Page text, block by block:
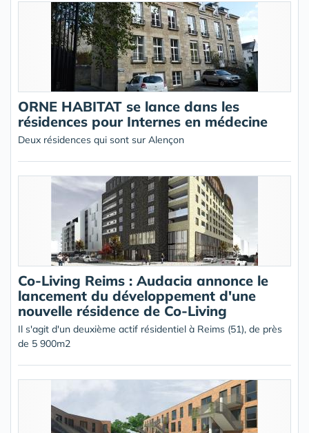
ORNE HABITAT se lance dans les
résidences pour Internes en médecine
Deux résidences qui sont sur Alençon
Co-Living Reims : Audacia annonce le
lancement du développement d'une
nouvelle résidence de Co-Living
Il s'agit d'un deuxième actif résidentiel à Reims (51), de près
de 5 900m2